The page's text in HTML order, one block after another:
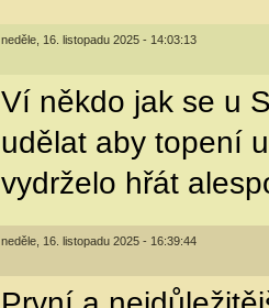
neděle, 16. listopadu 2025 - 14:03:13
Ví někdo jak se u
udělat aby topení
vydrželo hřát
neděle, 16. listopadu 2025 - 16:39:44